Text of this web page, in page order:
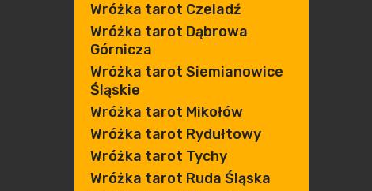
Wróżka tarot Czeladź
Wróżka tarot Dąbrowa
Górnicza
Wróżka tarot Siemianowice
Śląskie
Wróżka tarot Mikołów
Wróżka tarot Rydułtowy
Wróżka tarot Tychy
Wróżka tarot Ruda Śląska